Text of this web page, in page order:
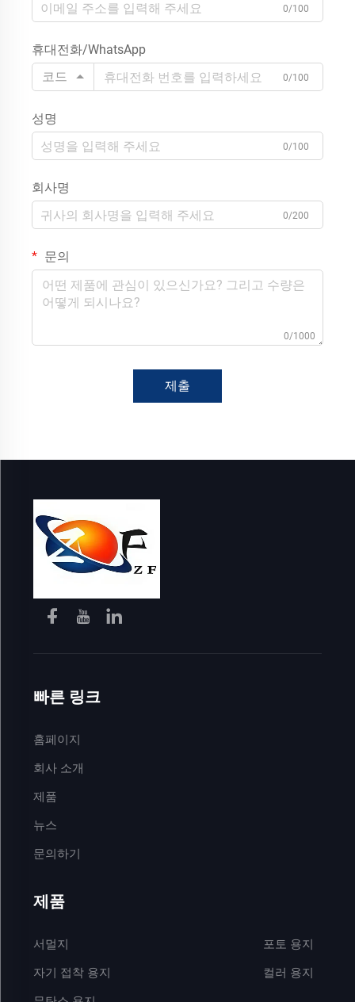
0/100
휴대전화/WhatsApp
코드
0/100
성명
0/100
회사명
0/200
문의
0/1000
제출
빠른 링크
홈페이지
회사 소개
제품
뉴스
문의하기
제품
서멀지
자기 접착 용지
포토 용지
컬러 용지